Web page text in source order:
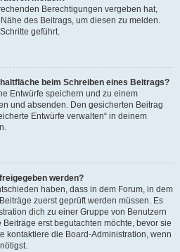
Berechtigungen vergeben hat,
des Beitrags, um diesen zu melden.
geführt.
beim Schreiben eines Beitrags?
Entwürfe speichern und zu einem
und absenden. Den gesicherten Beitrag
Entwürfe verwalten“ in deinem
werden?
haben, dass in dem Forum, in dem
zuerst geprüft werden müssen. Es
dich zu einer Gruppe von Benutzern
erst begutachten möchte, bevor sie
kontaktiere die Board-Administration, wenn